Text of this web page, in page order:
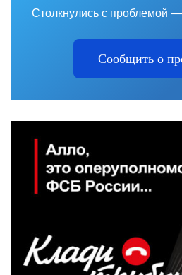
Столкнулись с проблемой
Сообщить о